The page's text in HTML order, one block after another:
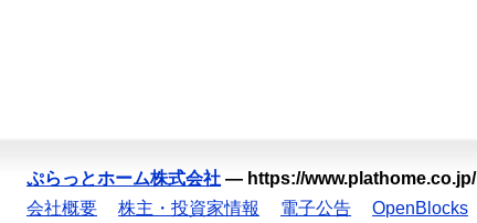
ぷらっとホーム株式会社 — https://www.plathome.co.jp/
会社概要
株主・投資家情報 電子公告 OpenBlocks